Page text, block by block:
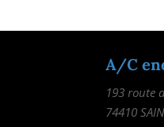
A/C
193 route
74410